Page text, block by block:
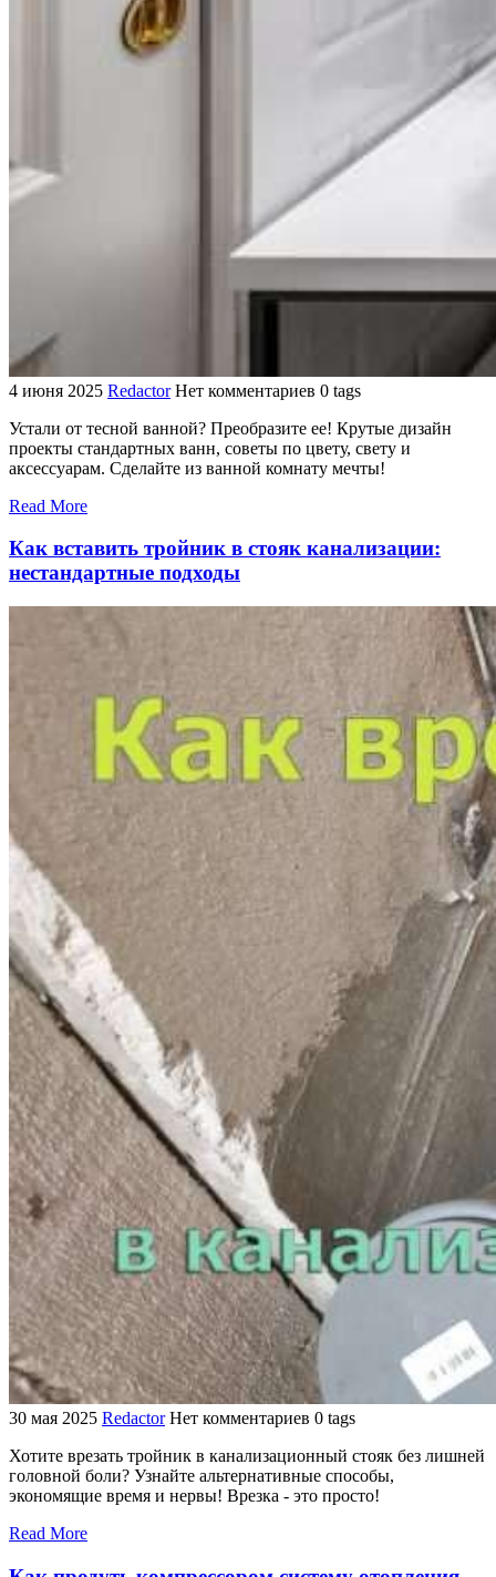
4 июня 2025 Redactor Нет комментариев 0 tags
Устали от тесной ванной? Преобразите ее! Крутые дизайн
проекты стандартных ванн, советы по цвету, свету и
аксессуарам. Сделайте из ванной комнату мечты!
Read More
Как вставить тройник в стояк канализации:
нестандартные подходы
30 мая 2025 Redactor Нет комментариев 0 tags
Хотите врезать тройник в канализационный стояк без лишней
головной боли? Узнайте альтернативные способы,
экономящие время и нервы! Врезка - это просто!
Read More